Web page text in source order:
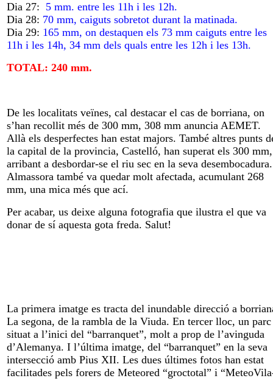
Dia 27: 5 mm. entre les 11h i les 12h.
Dia 28: 70 mm, caiguts sobretot durant la matinada.
Dia 29: 165 mm, on destaquen els 73 mm caiguts entre les
11h i les 14h, 34 mm dels quals entre les 12h i les 13h.
TOTAL: 240 mm.
De les localitats veïnes, cal destacar el cas de borriana, on
s’han recollit més de 300 mm, 308 mm anuncia AEMET.
Allà els desperfectes han estat majors. També altres punts
la capital de la provincia, Castelló, han superat els 300 mm,
arribant a desbordar-se el riu sec en la seva desembocadura.
Almassora també va quedar molt afectada, acumulant 268
mm, una mica més que ací.
Per acabar, us deixe alguna fotografia que ilustra el que va
donar de sí aquesta gota freda. Salut!
La primera imatge es tracta del inundable direcció a
La segona, de la rambla de la Viuda. En tercer lloc, un parc
situat a l’inici del “barranquet”, molt a prop de l’avinguda
d’Alemanya. I l’última imatge, del “barranquet” en la seva
intersecció amb Pius XII. Les dues últimes fotos han estat
facilitades pels forers de Meteored “groctotal” i